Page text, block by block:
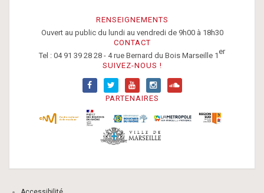
RENSEIGNEMENTS
Ouvert au public du lundi au vendredi de 9h00 à 18h30
CONTACT
Tel : 04 91 39 28 28 - 4 rue Bernard du Bois Marseille 1er
SUIVEZ-NOUS !
PARTENAIRES